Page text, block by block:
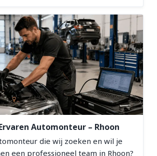
Automonteur – Rhoon
die wij zoeken en wil je
een professioneel team in Rhoon?